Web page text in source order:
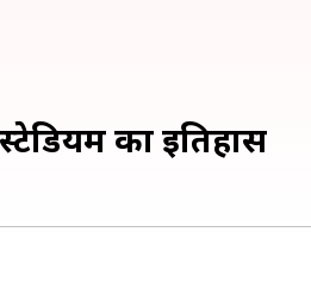
का इतिहास